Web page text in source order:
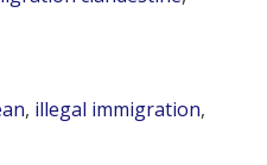
, illegal immigration,